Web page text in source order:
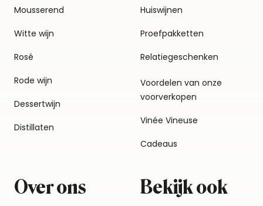
Mousserend
Witte wijn
Rosé
Rode wijn
Dessertwijn
Distillaten
Huiswijnen
Proefpakketten
Relatiegeschenken
Voordelen van onze
voorverkopen
Vinée Vineuse
Cadeaus
Over ons Bekijk ook